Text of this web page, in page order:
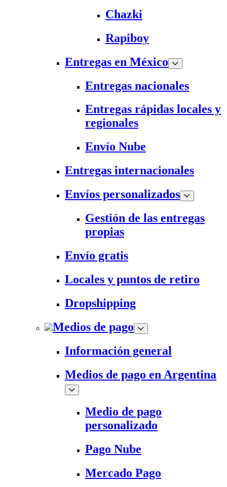
Chazki
Rapiboy
Entregas en México
Entregas nacionales
Entregas rápidas locales y
regionales
Envío Nube
Entregas internacionales
Envíos personalizados
Gestión de las entregas
propias
Envío gratis
Locales y puntos de retiro
Dropshipping
Medios de pago
Información general
Medios de pago en Argentina
Medio de pago
personalizado
Pago Nube
Mercado Pago